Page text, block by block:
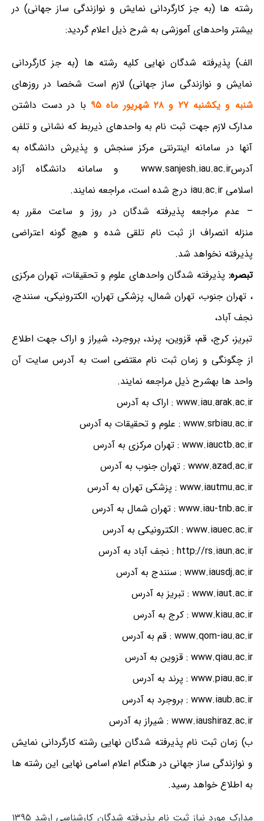
رشته ها (به جز کارگردانی نمایش و نوازندگی ساز جهانی) در
بیشتر واحدهای آموزشی به شرح ذیل اعلام گردید:
الف) پذیرفته شدگان نهایی کلیه رشته ها (به جز کارگردانی
نمایش و نوازندگی ساز جهانی) لازم است شخصا در روزهای
شنبه و یکشنبه ۲۷ و ۲۸ شهریور ماه ۹۵
با در دست داشتن
مدارک لازم جهت ثبت نام به واحدهای ذیربط که نشانی و تلفن
آنها در سامانه اینترنتی مرکز سنجش و پذیرش دانشگاه به
آدرسwww.sanjesh.iau.ac.ir و سامانه دانشگاه آزاد
اسلامی iau.ac.ir درج شده است، مراجعه نمایند.
– عدم مراجعه پذیرفته شدگان در روز و ساعت مقرر به
منزله انصراف از ثبت نام تلقی شده و هیچ گونه اعتراضی
پذیرفته نخواهد شد.
تبصره: پذیرفته شدگان واحدهای علوم و تحقیقات، تهران مرکزی
، تهران جنوب، تهران شمال، پزشکی تهران، الکترونیکی، سنندج،
نجف آباد،
تبریز، کرج، قم، قزوین، پرند، بروجرد، شیراز و اراک جهت اطلاع
از چگونگی و زمان ثبت نام مقتضی است به آدرس سایت آن
واحد ها بهشرح ذیل مراجعه نمایند.
www.iau.arak.ac.ir : اراک به آدرس
www.srbiau.ac.ir : علوم و تحقیقات به آدرس
www.iauctb.ac.ir : تهران مرکزی به آدرس
www.azad.ac.ir : تهران جنوب به آدرس
www.iautmu.ac.ir : پزشکی تهران به آدرس
www.iau-tnb.ac.ir : تهران شمال به آدرس
www.iauec.ac.ir : الکترونیکی به آدرس
http://rs.iaun.ac.ir : نجف آباد به آدرس
www.iausdj.ac.ir : سنندج به آدرس
www.iaut.ac.ir : تبریز به آدرس
www.kiau.ac.ir : کرج به آدرس
www.qom-iau.ac.ir : قم به آدرس
www.qiau.ac.ir : قزوین به آدرس
www.piau.ac.ir : پرند به آدرس
www.iaub.ac.ir : بروجرد به آدرس
www.iaushiraz.ac.ir : شیراز به آدرس
ب) زمان ثبت نام پذیرفته شدگان نهایی رشته کارگردانی نمایش
و نوازندگی ساز جهانی در هنگام اعلام اسامی نهایی این رشته ها
به اطلاع خواهد رسید.
مدارک مورد نیاز ثبت نام پذیرفته شدگان کارشناسی ارشد ۱۳۹۵